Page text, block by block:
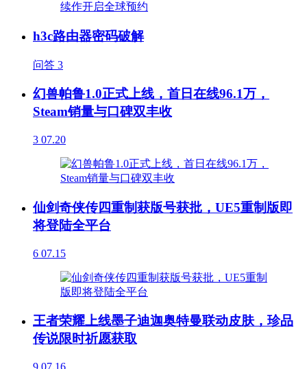
h3c路由器密码破解
问答 3
幻兽帕鲁1.0正式上线，首日在线96.1万，
Steam销量与口碑双丰收
3 07.20
仙剑奇侠传四重制获版号获批，UE5重制版即
将登陆全平台
6 07.15
王者荣耀上线墨子迪迦奥特曼联动皮肤，珍品
传说限时祈愿获取
9 07.16